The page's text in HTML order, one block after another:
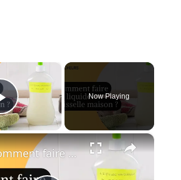
Play Video
Now Playing
×
🧴 Comment faire du liquide vaisselle à la maison ?🏠